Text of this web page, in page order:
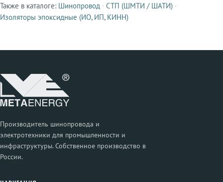
Смежные продукты
Также в каталоге: Шинопровод · СТП (ШМТИ / ШАТИ) ·
Изоляторы эпоксидные (ИО, ИП, КИНН)
Производитель шинопровода и
электротехники для промышленности и
инфраструктуры. Собственное производство в
России.